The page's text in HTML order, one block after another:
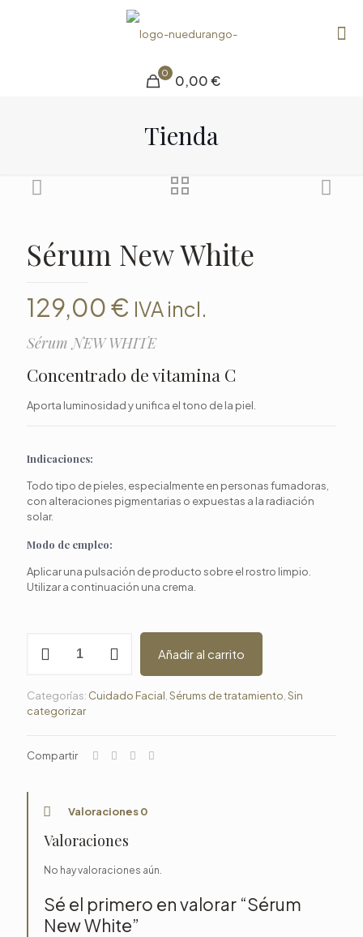
0 0,00 €
Tienda
Sérum New White
129,00€ IVA incl.
Sérum NEW WHITE
Concentrado de vitamina C
Aporta luminosidad y unifica el tono de la piel.
Indicaciones:
Todo tipo de pieles, especialmente en personas fumadoras,
con alteraciones pigmentarias o expuestas a la radiación
solar.
Modo de empleo:
Aplicar una pulsación de producto sobre el rostro limpio.
Utilizar a continuación una crema.
Añadir al carrito
Categorías: Cuidado Facial Sérums de tratamiento Sin
categorizar
Compartir
Valoraciones0
Valoraciones
No hay valoraciones aún.
Sé el primero en valorar “Sérum
New White”